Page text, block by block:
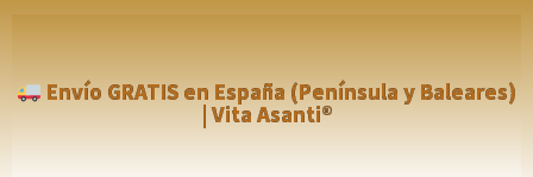
Envío GRATIS en España (Península y Baleares)
| Vita Asanti®